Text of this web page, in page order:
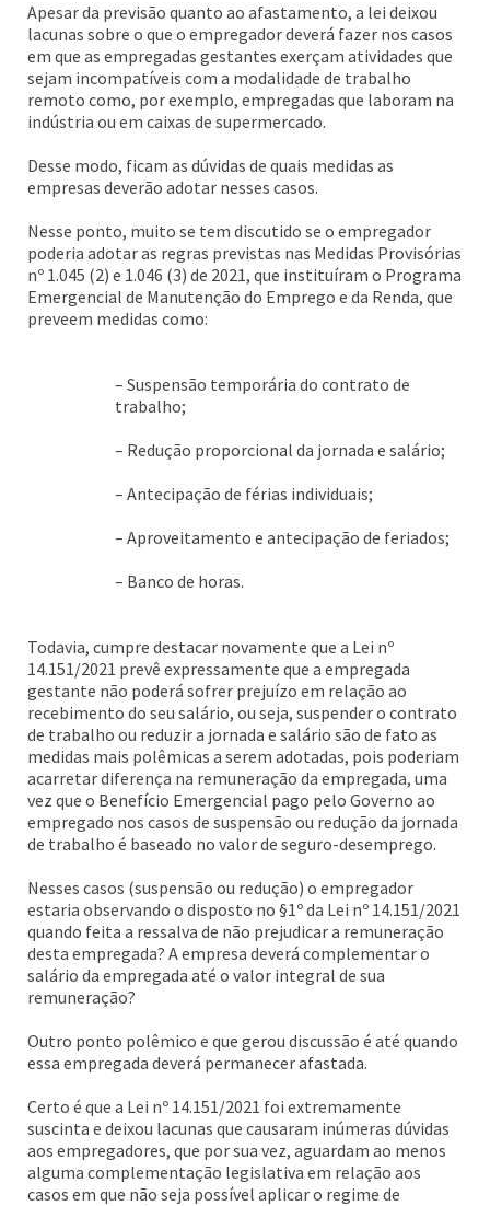
Apesar da previsão quanto ao afastamento, a lei deixou
lacunas sobre o que o empregador deverá fazer nos casos
em que as empregadas gestantes exerçam atividades que
sejam incompatíveis com a modalidade de trabalho
remoto como, por exemplo, empregadas que laboram na
indústria ou em caixas de supermercado.
Desse modo, ficam as dúvidas de quais medidas as
empresas deverão adotar nesses casos.
Nesse ponto, muito se tem discutido se o empregador
poderia adotar as regras previstas nas Medidas Provisórias
nº 1.045 (2) e 1.046 (3) de 2021, que instituíram o Programa
Emergencial de Manutenção do Emprego e da Renda, que
preveem medidas como:
– Suspensão temporária do contrato de
trabalho;
– Redução proporcional da jornada e salário;
– Antecipação de férias individuais;
– Aproveitamento e antecipação de feriados;
– Banco de horas.
Todavia, cumpre destacar novamente que a Lei nº
14.151/2021 prevê expressamente que a empregada
gestante não poderá sofrer prejuízo em relação ao
recebimento do seu salário, ou seja, suspender o contrato
de trabalho ou reduzir a jornada e salário são de fato as
medidas mais polêmicas a serem adotadas, pois poderiam
acarretar diferença na remuneração da empregada, uma
vez que o Benefício Emergencial pago pelo Governo ao
empregado nos casos de suspensão ou redução da jornada
de trabalho é baseado no valor de seguro-desemprego.
Nesses casos (suspensão ou redução) o empregador
estaria observando o disposto no §1º da Lei nº 14.151/2021
quando feita a ressalva de não prejudicar a remuneração
desta empregada? A empresa deverá complementar o
salário da empregada até o valor integral de sua
remuneração?
Outro ponto polêmico e que gerou discussão é até quando
essa empregada deverá permanecer afastada.
Certo é que a Lei nº 14.151/2021 foi extremamente
suscinta e deixou lacunas que causaram inúmeras dúvidas
aos empregadores, que por sua vez, aguardam ao menos
alguma complementação legislativa em relação aos
casos em que não seja possível aplicar o regime de